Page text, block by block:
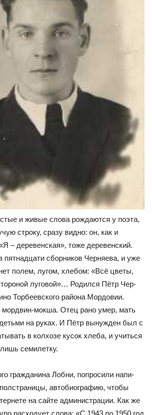
и живые слова рожда­ются у поэта,
строку, сразу вид­но: он, как и
– деревенская», тоже деревенский.
пятнадцати сборников Черняева, и уже
по­лем, лугом, хлебом: «Всё цветы,
луговой»… Родился Пётр Чер­
Торбеевского района Мордовии.
мордвин-мокша. Отец рано умер, мать
на руках. И Пётр вынужден был с
в колхозе кусок хлеба, и учиться
семилетку.
гражданина Лобни, попросили напи­
автобиографию, чтобы
на сайте администрации. Как же
расходует слова: «С 1943 по 1950 год